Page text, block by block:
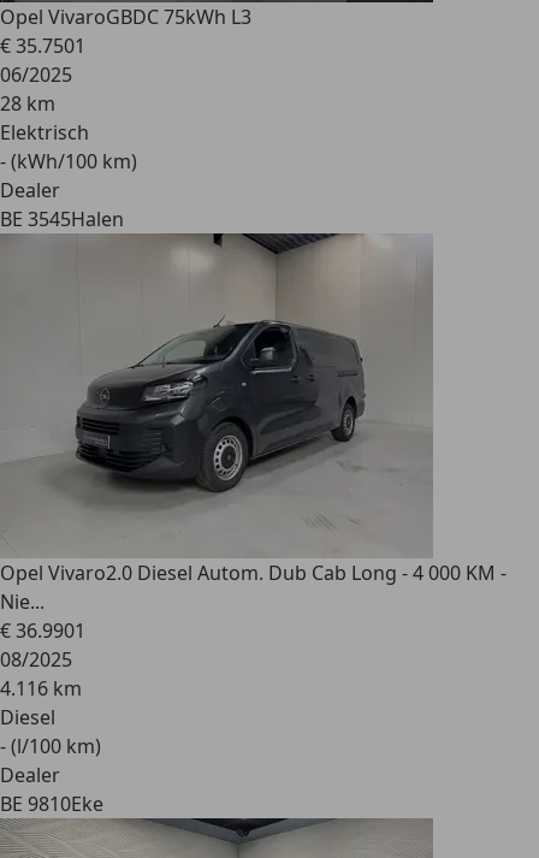
Opel VivaroGBDC 75kWh L3
€ 35.7501
06/2025
28 km
Elektrisch
- (kWh/100 km)
Dealer
BE 3545Halen
Opel Vivaro2.0 Diesel Autom. Dub Cab Long - 4 000 KM -
Nie...
€ 36.9901
08/2025
4.116 km
Diesel
- (l/100 km)
Dealer
BE 9810Eke